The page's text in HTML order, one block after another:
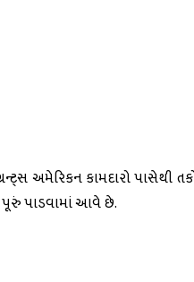
અમેરિકન કામદારો પાસેથી
પૂરું પાડવામાં આવે છે.